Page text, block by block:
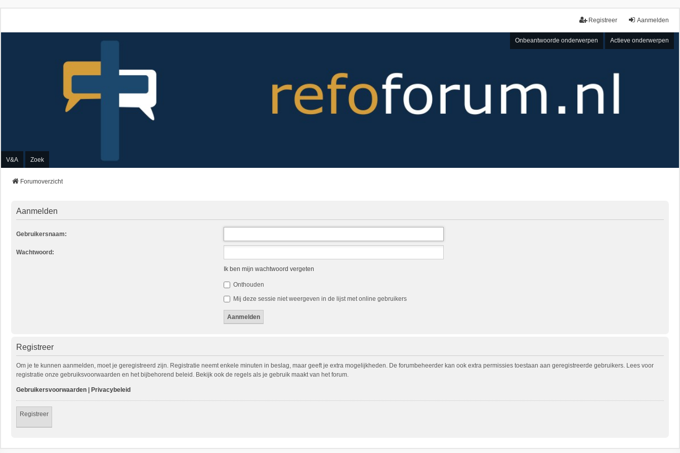
Aanmelden
Registreer
Onbeantwoorde onderwerpen Actieve onderwerpen
V&A Zoek
Forumoverzicht
Aanmelden
Gebruikersnaam:
Wachtwoord:
Ik ben mijn wachtwoord vergeten
Onthouden
Mij deze sessie niet weergeven in de lijst met online gebruikers
Registreer
Om je te kunnen aanmelden, moet je geregistreerd zijn. Registratie neemt enkele minuten in beslag, maar geeft je extra mogelijkheden. De forumbeheerder kan ook extra permissies toestaan aan geregistreerde gebruikers. Lees voor
registratie onze gebruiksvoorwaarden en het bijbehorend beleid. Bekijk ook de regels als je gebruik maakt van het forum.
Gebruikersvoorwaarden Privacybeleid
Registreer